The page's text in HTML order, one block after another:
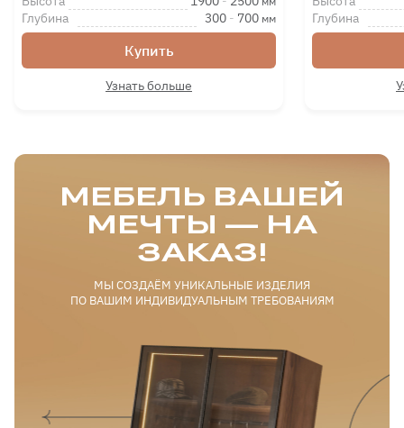
Петля с доводчиком
Сетка для обуви
Глубина 300 - 700 мм
Купить
Узнать больше
Глубина
МЕБЕЛЬ ВАШЕЙ
МЕЧТЫ — НА
ЗАКАЗ!
МЫ СОЗДАЁМ УНИКАЛЬНЫЕ ИЗДЕЛИЯ
ПО ВАШИМ ИНДИВИДУАЛЬНЫМ ТРЕБОВАНИЯМ